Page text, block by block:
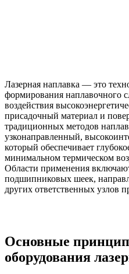
Лазерная наплавка — это
формирования наплавочного
воздействия
присадочный материал и
традиционных методов
узконаправленный,
который обеспечивает
минимальном термическом
Области применения
подшипниковых шеек,
других ответственных узлов
Основные
оборудования